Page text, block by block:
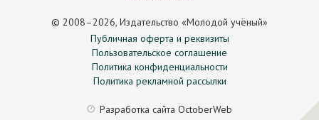
© 2008–2026, Издательство «Молодой учёный»
Публичная оферта и реквизиты
Пользовательское соглашение
Политика конфиденциальности
Политика рекламной рассылки
Разработка сайта OctoberWeb